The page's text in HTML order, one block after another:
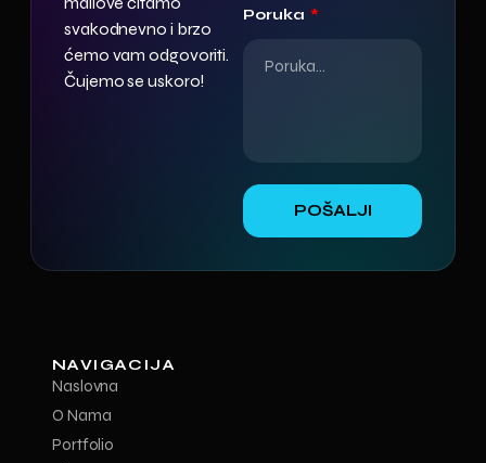
svakodnevno i brzo
ćemo vam odgovoriti.
Čujemo se uskoro!
Poruka
POŠALJI
NAVIGACIJA
Naslovna
O Nama
Portfolio